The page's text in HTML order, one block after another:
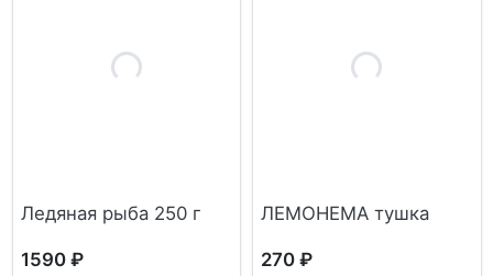
Ледяная рыба 250 г
1590 ₽
ЛЕМОНЕМА тушка
270 ₽